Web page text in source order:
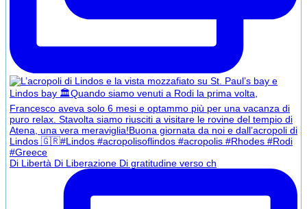
Di Libertà Di Liberazione Di gratitudine verso ch